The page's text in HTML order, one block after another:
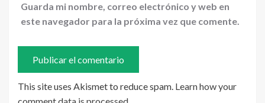
Guarda mi nombre, correo electrónico y web en
este navegador para la próxima vez que comente.
This site uses Akismet to reduce spam. Learn how your